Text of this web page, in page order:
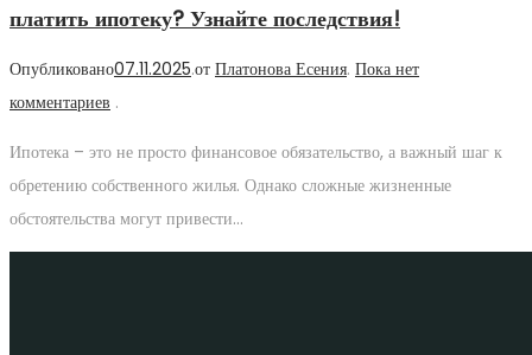
платить ипотеку? Узнайте последствия!
Опубликовано07.11.2025.от Платонова Есения. Пока нет
комментариев .
Ипотека – это не просто финансовое обязательство, а важный шаг к
обретению собственного жилья. Однако сложные жизненные
обстоятельства могут привести…